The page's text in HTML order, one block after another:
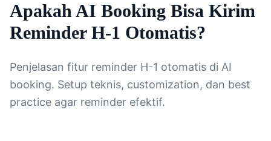
Apakah AI Booking Bisa Kirim
Reminder H-1 Otomatis?
Penjelasan fitur reminder H-1 otomatis di AI
booking. Setup teknis, customization, dan best
practice agar reminder efektif.